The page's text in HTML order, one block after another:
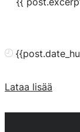
Lataa lisää